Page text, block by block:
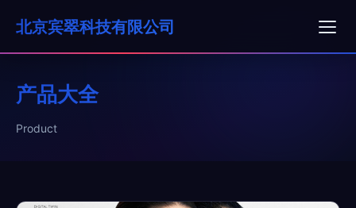
北京宾翠科技有限公司
产品大全
Product